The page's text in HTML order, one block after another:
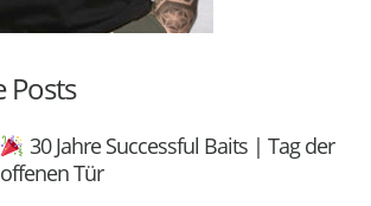
Posts
30 Jahre Successful Baits | Tag der
offenen Tür